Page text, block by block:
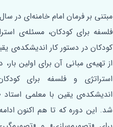
فلسفه‌ برای کودکان، مسئله‌ی
کودکان در دستور کار اندیشکده‌ی
از تهیه‌ی مبانی آن برای اولین
استراتژی و فلسفه برای
اندیشکده‌ی یقین با معلمی